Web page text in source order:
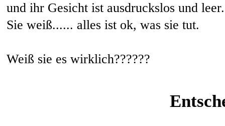
und ihr Gesicht ist ausdruckslos und leer.
Sie weiß...... alles ist ok, was sie tut.
Weiß sie es wirklich??????